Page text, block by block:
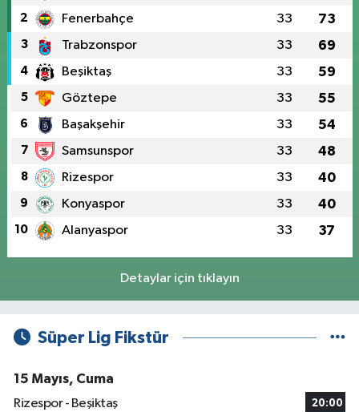
2 Fenerbahçe 33 73
3 Trabzonspor 33 69
4 Beşiktaş 33 59
5 Göztepe 33 55
6 Başakşehir 33 54
7 Samsunspor 33 48
8 Rizespor 33 40
9 Konyaspor 33 40
10 Alanyaspor 33 37
Detaylar için tıklayın
Süper Lig Fikstür
15 Mayıs, Cuma
Rizespor - Beşiktaş
20:00